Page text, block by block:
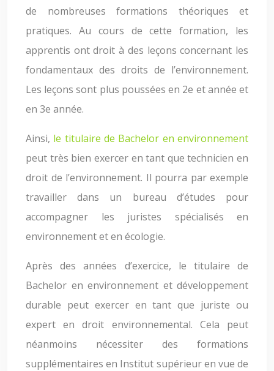
de nombreuses formations théoriques et
pratiques. Au cours de cette formation, les
apprentis ont droit à des leçons concernant les
fondamentaux des droits de l’environnement.
Les leçons sont plus poussées en 2e et année et
en 3e année.
Ainsi, le titulaire de Bachelor en environnement
peut très bien exercer en tant que technicien en
droit de l’environnement. Il pourra par exemple
travailler dans un bureau d’études pour
accompagner les juristes spécialisés en
environnement et en écologie.
Après des années d’exercice, le titulaire de
Bachelor en environnement et développement
durable peut exercer en tant que juriste ou
expert en droit environnemental. Cela peut
néanmoins nécessiter des formations
supplémentaires en Institut supérieur en vue de